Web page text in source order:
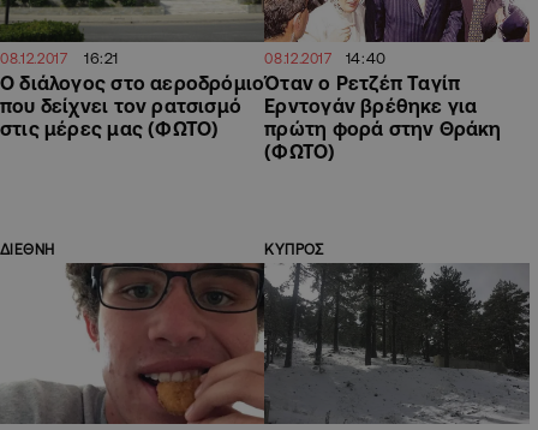
08.12.2017 16:21
Ο διάλογος στο αεροδρόμιο
που δείχνει τον ρατσισμό
στις μέρες μας (ΦΩΤΟ)
08.12.2017 14:40
Όταν ο Ρετζέπ Ταγίπ
Ερντογάν βρέθηκε για
πρώτη φορά στην Θράκη
(ΦΩΤΟ)
ΔΙΕΘΝΗ ΚΥΠΡΟΣ